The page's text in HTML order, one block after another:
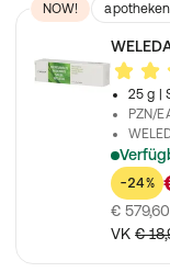
NOW!
Arzneimittel
25 g
PZN/
Zur-24%
€
VK €